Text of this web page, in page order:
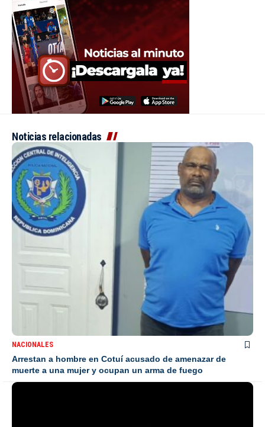
Noticias relacionadas
NACIONALES
Arrestan a hombre en Cotuí acusado de amenazar de
muerte a una mujer y ocupan un arma de fuego